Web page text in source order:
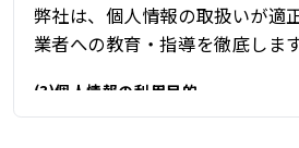
弊社は、個人情報の取扱いが適
業者への教育・指導を徹底します
(3)個人情報の利用目的